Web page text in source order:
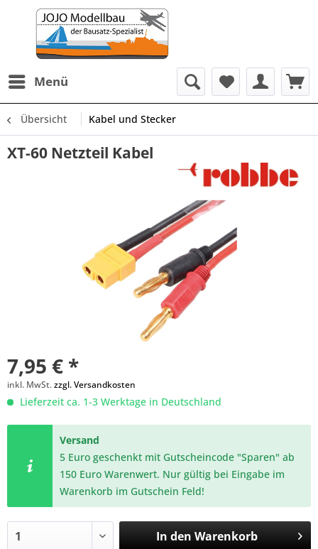
Menü
Übersicht Kabel und Stecker
XT-60 Netzteil Kabel
7,95 € *
inkl. MwSt.zzgl. Versandkosten
Lieferzeit ca. 1-3 Werktage in Deutschland
Versand
5 Euro geschenkt mit Gutscheincode "Sparen" ab
150 Euro Warenwert. Nur gültig bei Eingabe im
Warenkorb im Gutschein Feld!
In den Warenkorb